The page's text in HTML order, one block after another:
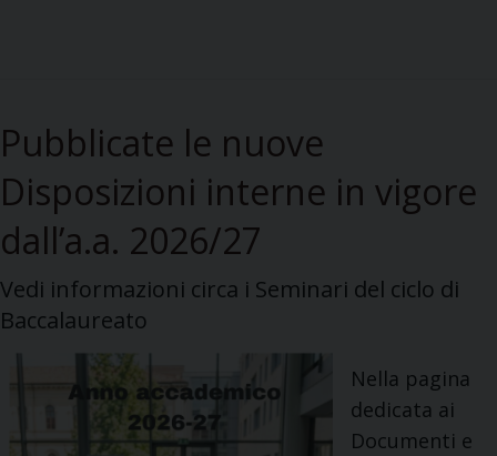
Pubblicate le nuove
Disposizioni interne in vigore
dall’a.a. 2026/27
Vedi informazioni circa i Seminari del ciclo di
Baccalaureato
Nella pagina
dedicata ai
Documenti e